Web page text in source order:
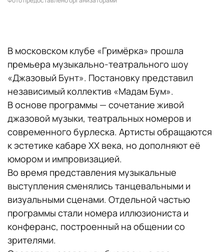
В московском клубе «Гримёрка» прошла
премьера музыкально-театрального шоу
«Джазовый Бунт». Постановку представил
независимый коллектив «Мадам Бум».
В основе программы — сочетание живой
джазовой музыки, театральных номеров и
современного бурлеска. Артисты обращаются
к эстетике кабаре XX века, но дополняют её
юмором и импровизацией.
Во время представления музыкальные
выступления сменялись танцевальными и
визуальными сценами. Отдельной частью
программы стали номера иллюзиониста и
конферанс, построенный на общении со
зрителями.